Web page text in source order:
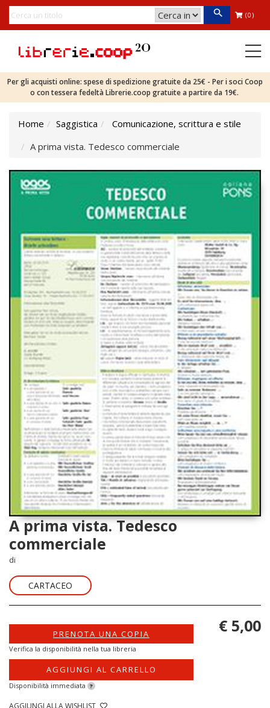
(0)
Per gli acquisti online: spese di spedizione gratuite da 25€ - Per i soci Coop
o con tessera fedeltà Librerie.coop gratuite a partire da 19€.
Home Saggistica
Comunicazione, scrittura e stile
A prima vista. Tedesco commerciale
A prima vista. Tedesco
commerciale
di
CARTACEO
PRENOTA UNA COPIA
Verifica la disponibilità nella tua libreria
AGGIUNGI AL CARRELLO
Disponibilità immediata ?
AGGIUNGI ALLA WISHLIST
€ 5,00